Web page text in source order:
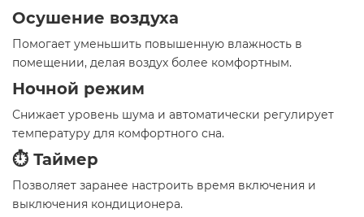
Осушение воздуха
Помогает уменьшить повышенную влажность в
помещении, делая воздух более комфортным.
Ночной режим
Снижает уровень шума и автоматически регулирует
температуру для комфортного сна.
⏱️ Таймер
Позволяет заранее настроить время включения и
выключения кондиционера.